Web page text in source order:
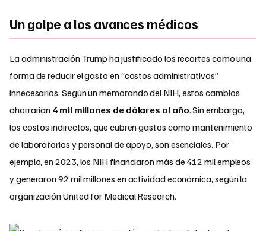
Un golpe a los avances médicos
La administración Trump ha justificado los recortes como una
forma de reducir el gasto en “costos administrativos”
innecesarios. Según un memorando del NIH, estos cambios
ahorrarían 4 mil millones de dólares al año. Sin embargo,
los costos indirectos, que cubren gastos como mantenimiento
de laboratorios y personal de apoyo, son esenciales. Por
ejemplo, en 2023, los NIH financiaron más de 412 mil empleos
y generaron 92 mil millones en actividad económica, según la
organización United for Medical Research.